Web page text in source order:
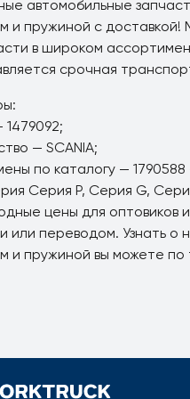
автомобильные
и пружиной с доставкой!
в широком
срочная
— SCANIA;
по каталогу — 1790588
Серия P, Серия G,
цены для оптовиков
или переводом. Узнать о
и пружиной вы можете